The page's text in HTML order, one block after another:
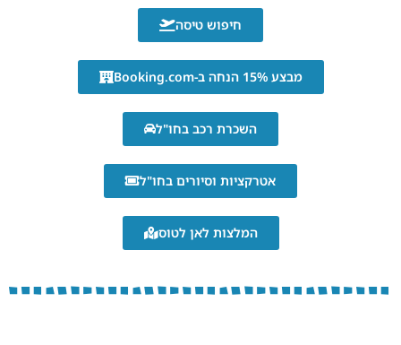
חיפוש טיסה
מבצע 15% הנחה ב-Booking.com
השכרת רכב בחו"ל
אטרקציות וסיורים בחו"ל
המלצות לאן לטוס